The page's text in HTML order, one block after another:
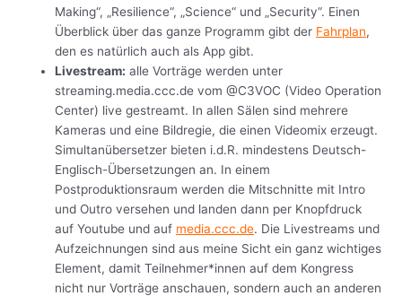
Making“, „Resilience“, „Science“ und „Security“. Einen
Überblick über das ganze Programm gibt der Fahrplan,
den es natürlich auch als App gibt.
Livestream: alle Vorträge werden unter
streaming.media.ccc.de vom @C3VOC (Video Operation
Center) live gestreamt. In allen Sälen sind mehrere
Kameras und eine Bildregie, die einen Videomix erzeugt.
Simultanübersetzer bieten i.d.R. mindestens Deutsch-
Englisch-Übersetzungen an. In einem
Postproduktionsraum werden die Mitschnitte mit Intro
und Outro versehen und landen dann per Knopfdruck
auf Youtube und auf media.ccc.de. Die Livestreams und
Aufzeichnungen sind aus meine Sicht ein ganz wichtiges
Element, damit Teilnehmer*innen auf dem Kongress
nicht nur Vorträge anschauen, sondern auch an anderen